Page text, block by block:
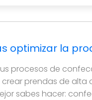
optimizar la
procesos de
crear prendas de
sabes hacer: